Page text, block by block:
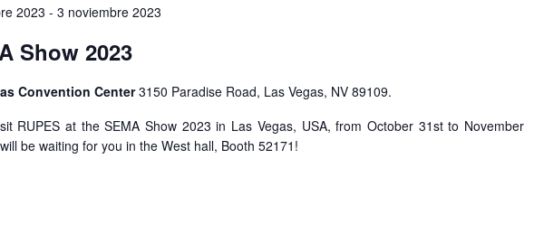
2023 - 3 noviembre 2023
Show 2023
Convention Center3150 Paradise Road, Las Vegas, NV 89109.
RUPES at the SEMA Show 2023 in Las Vegas, USA, from October 31st to November
be waiting for you in the West hall, Booth 52171!